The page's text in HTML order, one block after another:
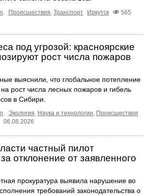
Происшествия Транспорт Иркутск
565
под угрозой: красноярские
рост числа пожаров
выяснили, что глобальное потепление
рост числа лесных пожаров и гибель
в Сибири.
Экология Наука и технологии Происшествия
06.08.2026
частный пилот
отклонение от заявленного
прокуратура выявила нарушение во
требований законодательства о